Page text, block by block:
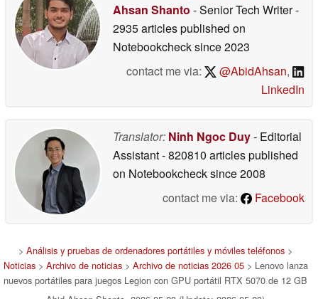
Ahsan Shanto - Senior Tech Writer-
2935 articles published on
Notebookchecksince 2023
contact me via:
@AbidAhsan,
LinkedIn
Translator: Ninh Ngoc Duy- Editorial
Assistant- 820810 articles published
on Notebookchecksince 2008
contact me via:
Facebook
> Análisis y pruebas de ordenadores portátiles y móviles teléfonos >
Noticias> Archivo de noticias> Archivo de noticias 2026 05> Lenovo lanza
nuevos portátiles para juegos Legion con GPU portátil RTX 5070 de 12 GB